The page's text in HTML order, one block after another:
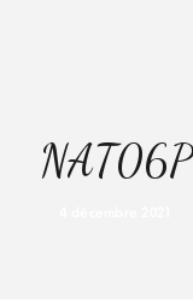
NAT06P